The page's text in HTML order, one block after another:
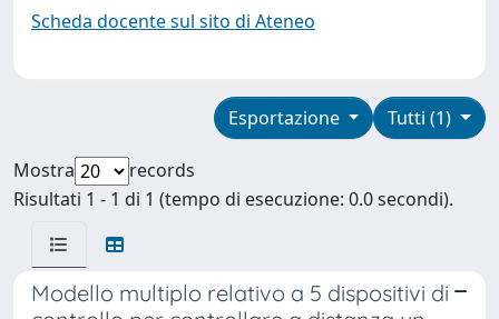
Scheda docente sul sito di Ateneo
Tutti (1)
Esportazione
Mostra
records
Risultati 1 - 1 di 1 (tempo di esecuzione: 0.0 secondi).
Modello multiplo relativo a 5 dispositivi di